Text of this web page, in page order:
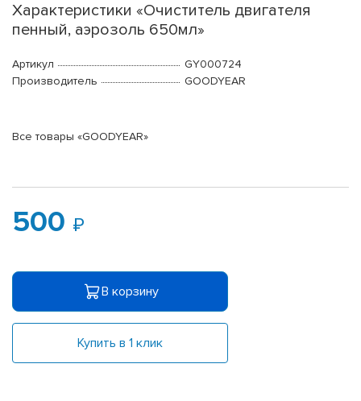
Характеристики «Очиститель двигателя
пенный, аэрозоль 650мл»
Артикул
GY000724
Производитель
GOODYEAR
Все товары «GOODYEAR»
500
В корзину
Купить в 1 клик